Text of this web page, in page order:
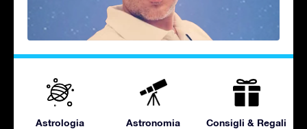
Astrologia Astronomia Consigli & Regali